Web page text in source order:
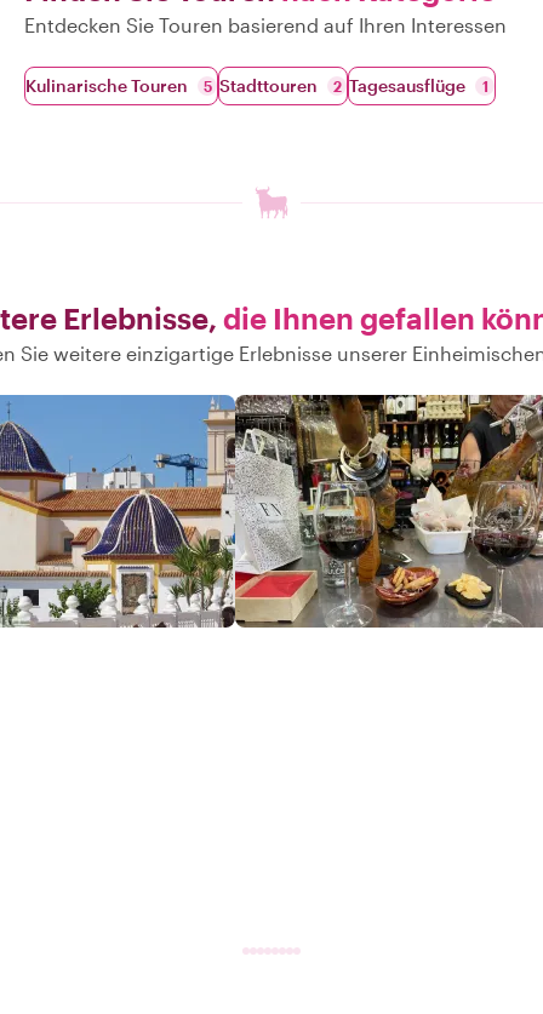
Entdecken Sie Touren basierend auf Ihren Interessen
Kulinarische Touren 5 Stadttouren 2 Tagesausflüge 1
Erlebnisse, die Ihnen gefallen
Sie weitere einzigartige Erlebnisse unserer